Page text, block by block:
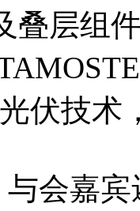
叠层组
伏技
会嘉